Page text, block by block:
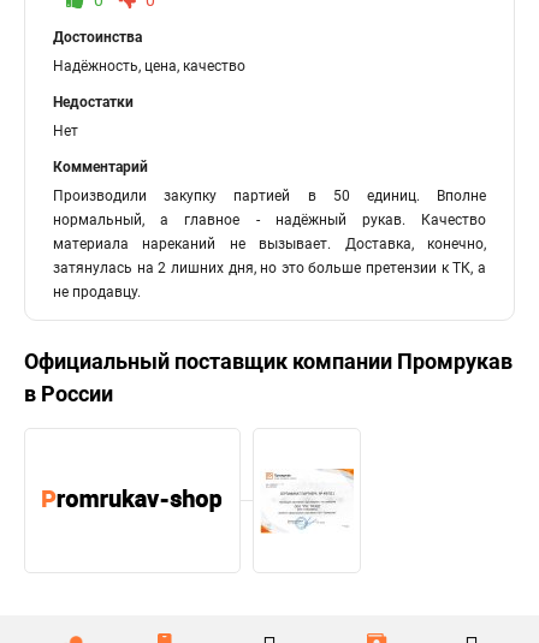
Достоинства
Надёжность, цена, качество
Недостатки
Нет
Комментарий
Производили закупку партией в 50 единиц. Вполне
нормальный, а главное - надёжный рукав. Качество
материала нареканий не вызывает. Доставка, конечно,
затянулась на 2 лишних дня, но это больше претензии к ТК, а
не продавцу.
Официальный поставщик компании Промрукав
в России